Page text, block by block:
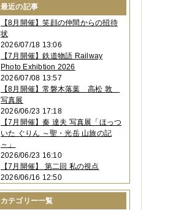
2024年04月
2024年03月（3件）
2024年02月（2件）
2023年12月
2023年11月 （4件）
2023年10月（3件）
2023年09月（4件）
2023年08月 （1件）
2023年06月（3件）
2023年05月
2023年04月 （2件）
2023年03月（5件）
2023年02月（3件）
2023年01月
2022年12月 （3件）
2022年11月（2件）
2022年10月（4件）
2022年09月（2件）
2022年08月
（3件）
最近の記事
【8月開催】笑顔の仲間からの招待
状
2026/07/18 13:06
【7月開催】鉄道物語 Railway
Photo Exhibtion 2026
2026/07/08 13:57
【8月開催】常磐木落葉 高松 敦
写真展
2026/06/23 17:18
【7月開催】秦 達夫 写真展「ほっつ
いた ぐりん ～聖・光岳 山旅の記
～」
2026/06/23 16:10
【7月開催】 第二回 私の視点
2026/06/16 12:50
カテゴリー一覧